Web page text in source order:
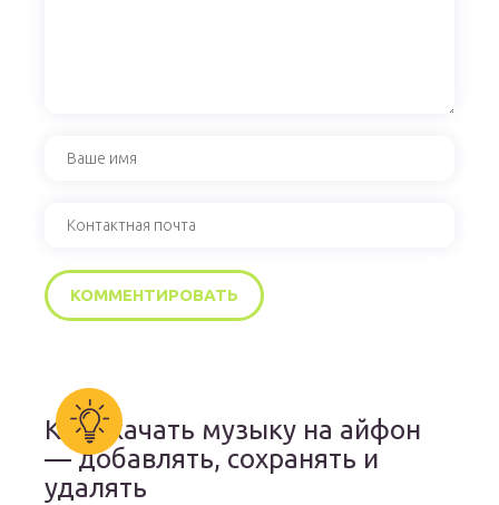
Как скачать музыку на айфон
— добавлять, сохранять и
удалять